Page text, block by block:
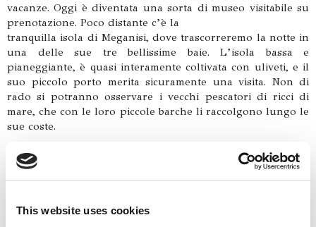
This website uses cookies
vacanze. Oggi è diventata una sorta di museo visitabile su
prenotazione. Poco distante c’è la
tranquilla isola di Meganisi, dove trascorreremo la notte in
una delle sue tre bellissime baie. L’isola bassa e
pianeggiante, è quasi interamente coltivata con uliveti, e il
suo piccolo porto merita sicuramente una visita. Non di
rado si potranno osservare i vecchi pescatori di ricci di
mare, che con le loro piccole barche li raccolgono lungo le
sue coste.